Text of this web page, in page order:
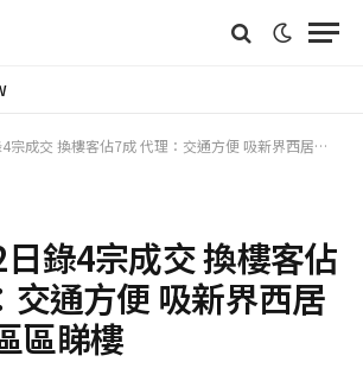
交 換樓客佔7成 代理：交通方便 吸新界西居民遷入｜區區睇樓
錄4宗成交 換樓客佔
交通方便 吸新界西居
區睇樓